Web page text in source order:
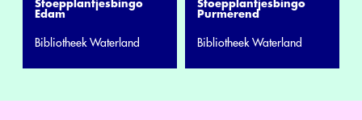
Stoepplantjesbingo
Edam
Bibliotheek Waterland
Stoepplantjesbingo
Purmerend
Bibliotheek Waterland